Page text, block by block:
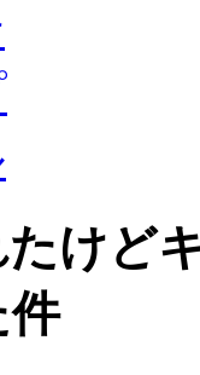
けど
件